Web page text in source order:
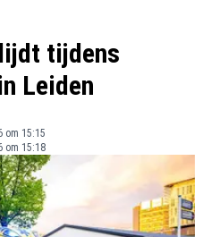
tijdens
Leiden
om 15:15
om 15:18